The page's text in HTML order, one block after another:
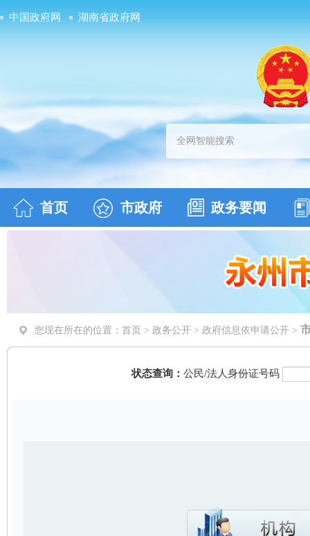
中国政府网 湖南省政府网
首页 市政府 政务要闻
您现在所在的位置： 首页 > 政务公开 > 政府信息依申请公开 >
状态查询： 公民/法人身份证号码